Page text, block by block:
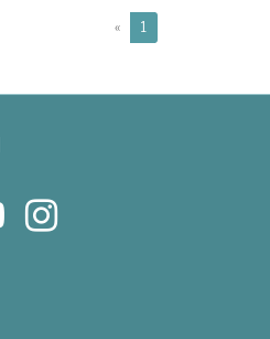
« 1